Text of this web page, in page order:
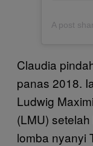
Claudia
panas 2018.
Ludwig
(LMU)
lomba nyanyi